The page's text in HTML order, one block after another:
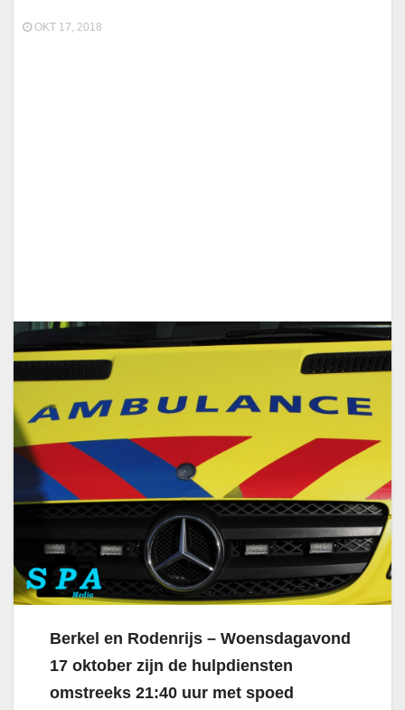
OKT 17, 2018
Berkel en Rodenrijs – Woensdagavond
17 oktober zijn de hulpdiensten
omstreeks 21:40 uur met spoed